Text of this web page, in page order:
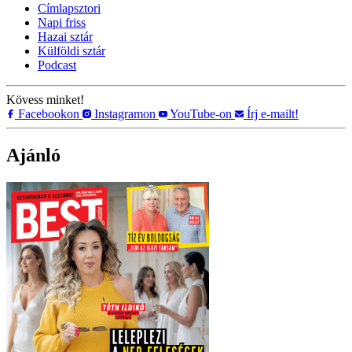
Címlapsztori
Napi friss
Hazai sztár
Külföldi sztár
Podcast
Kövess minket!
Facebookon
Instagramon YouTube-on Írj e-mailt!
Ajánló